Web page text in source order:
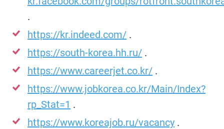
.
https://kr.indeed.com/ .
https://south-korea.hh.ru/ .
https://www.careerjet.co.kr/ .
https://www.jobkorea.co.kr/Main/Index?
rp_Stat=1 .
https://www.koreajob.ru/vacancy .